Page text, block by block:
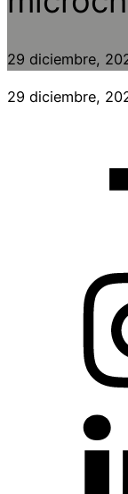
29 diciembre,
29 diciembre,